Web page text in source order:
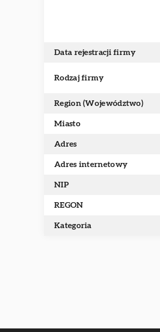
Data rejestracji firmy
Rodzaj firmy
Region (Województwo)
Miasto
Adres
Adres internetowy
NIP
REGON
Kategoria